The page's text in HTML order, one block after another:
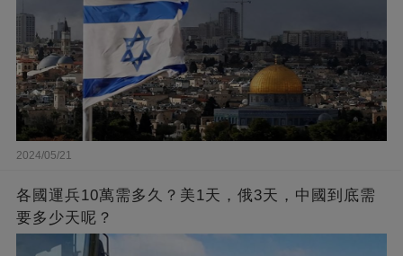
2024/05/21
各國運兵10萬需多久？美1天，俄3天，中國到底需
要多少天呢？